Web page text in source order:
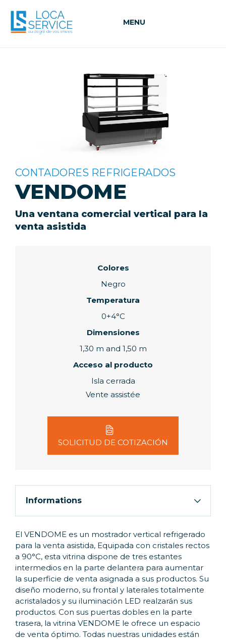
MENU
CONTADORES REFRIGERADOS
VENDOME
Una ventana comercial vertical para la
venta asistida
Colores
Negro
Temperatura
0+4°C
Dimensiones
1,30 m and 1,50 m
Acceso al producto
Isla cerrada
Vente assistée
SOLICITUD DE COTIZACIÓN
Informations
El VENDOME es un mostrador vertical refrigerado
para la venta asistida, Equipada con cristales rectos
a 90°C, esta vitrina dispone de tres estantes
intermedios en la parte delantera para aumentar
la superficie de venta asignada a sus productos. Su
diseño moderno, su frontal y laterales totalmente
acristalados y su iluminación LED realzarán sus
productos. Con sus puertas dobles en la parte
trasera, la vitrina VENDOME le ofrece un espacio
de venta óptimo. Todas nuestras unidades están